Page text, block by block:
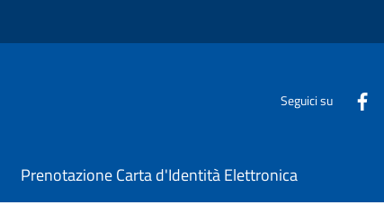
Seguici su
Prenotazione Carta d'Identità Elettronica